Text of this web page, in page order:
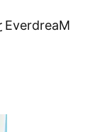
EverdreaM